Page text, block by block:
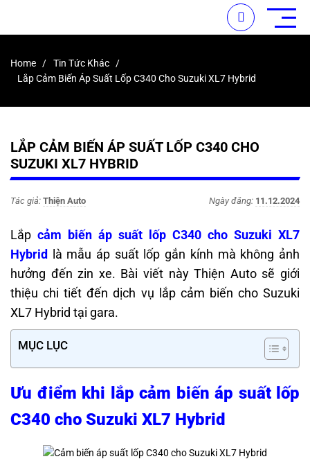
Home
Tin Tức Khác
Lắp Cảm Biến Áp Suất Lốp C340 Cho Suzuki XL7 Hybrid
LẮP CẢM BIẾN ÁP SUẤT LỐP C340 CHO
SUZUKI XL7 HYBRID
Tác giả: Thiện Auto Ngày đăng: 11.12.2024
Lắp cảm biến áp suất lốp C340 cho Suzuki XL7
Hybrid
là mẫu áp suất lốp gắn kính mà không ảnh
hưởng đến zin xe. Bài viết này Thiện Auto sẽ giới
thiệu chi tiết đến dịch vụ lắp cảm biến cho Suzuki
XL7 Hybrid tại gara.
MỤC LỤC
Ưu điểm khi lắp cảm biến áp suất lốp
C340 cho Suzuki XL7 Hybrid